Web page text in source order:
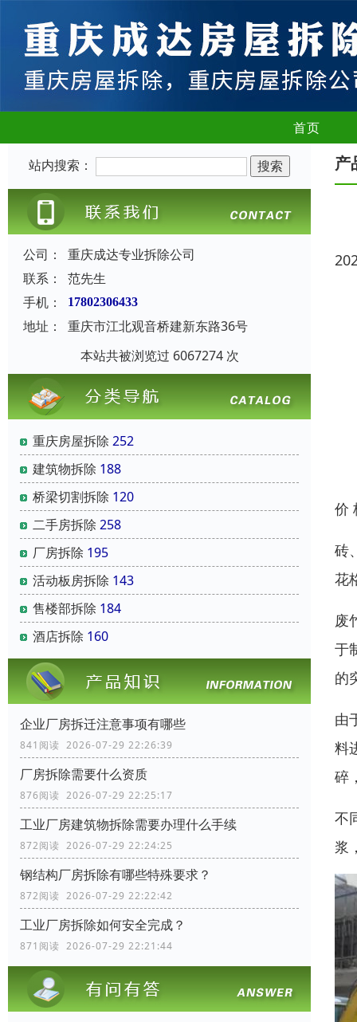
首页
站内搜索：
公司：
重庆成达专业拆除公司
联系：
范先生
手机：
17802306433
地址：
重庆市江北观音桥建新东路36号
本站共被浏览过 6067274 次
重庆房屋拆除 252
建筑物拆除 188
桥梁切割拆除 120
二手房拆除 258
厂房拆除 195
活动板房拆除 143
售楼部拆除 184
酒店拆除 160
企业厂房拆迁注意事项有哪些
841阅读 2026-07-29 22:26:39
厂房拆除需要什么资质
876阅读 2026-07-29 22:25:17
工业厂房建筑物拆除需要办理什么手续
872阅读 2026-07-29 22:24:25
钢结构厂房拆除有哪些特殊要求？
872阅读 2026-07-29 22:22:42
工业厂房拆除如何安全完成？
871阅读 2026-07-29 22:21:44
产
价
砖
花
废
于
的
由
料
碎
不
浆